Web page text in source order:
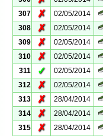
307
✗ 02/05/2014
308
✗ 02/05/2014
309
✗ 02/05/2014
310
✗ 02/05/2014
311
✓ 02/05/2014
312
✗ 02/05/2014
313
✗ 28/04/2014
314
✗ 28/04/2014
315
✗ 28/04/2014